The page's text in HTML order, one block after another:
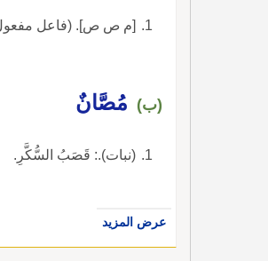
[م ص ص]. (فاعل مفعول
(ب) مُصَّانٌ
(نبات).: قَصَبُ السُّكَّرِ.
عرض المزيد